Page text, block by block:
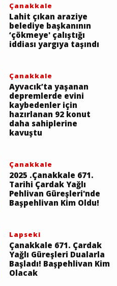
Çanakkale
Lahit çıkan araziye
belediye başkanının
‘çökmeye' çalıştığı
iddiası yargıya taşındı
Çanakkale
Ayvacık’ta yaşanan
depremlerde evini
kaybedenler için
hazırlanan 92 konut
daha sahiplerine
kavuştu
Çanakkale
2025 .Çanakkale 671.
Tarihi Çardak Yağlı
Pehlivan Güreşleri'nde
Başpehlivan Kim Oldu!
Lapseki
Çanakkale 671. Çardak
Yağlı Güreşleri Dualarla
Başladı! Başpehlivan Kim
Olacak